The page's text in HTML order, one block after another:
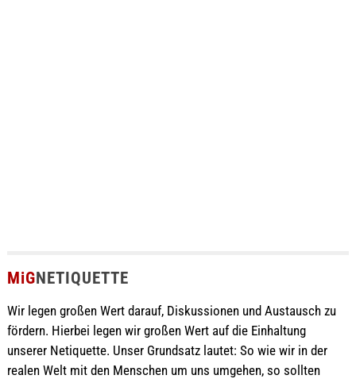
MiGNETIQUETTE
Wir legen großen Wert darauf, Diskussionen und Austausch zu
fördern. Hierbei legen wir großen Wert auf die Einhaltung
unserer Netiquette. Unser Grundsatz lautet: So wie wir in der
realen Welt mit den Menschen um uns umgehen, so sollten